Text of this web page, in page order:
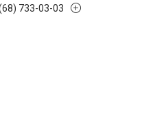
733-03-03